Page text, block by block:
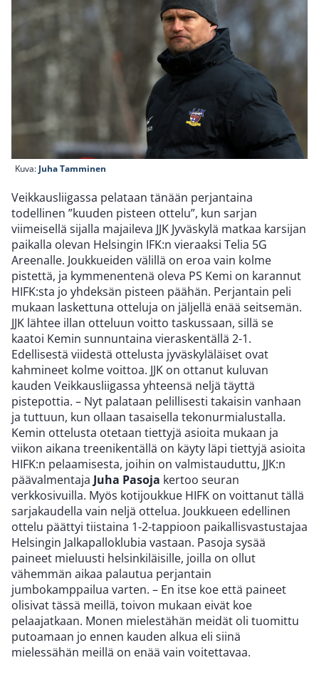
Kuva: Juha Tamminen
Veikkausliigassa pelataan tänään perjantaina
todellinen ”kuuden pisteen ottelu”, kun sarjan
viimeisellä sijalla majaileva JJK Jyväskylä matkaa karsijan
paikalla olevan Helsingin IFK:n vieraaksi Telia 5G
Areenalle. Joukkueiden välillä on eroa vain kolme
pistettä, ja kymmenentenä oleva PS Kemi on karannut
HIFK:sta jo yhdeksän pisteen päähän. Perjantain peli
mukaan laskettuna otteluja on jäljellä enää seitsemän.
JJK lähtee illan otteluun voitto taskussaan, sillä se
kaatoi Kemin sunnuntaina vieraskentällä 2-1.
Edellisestä viidestä ottelusta jyväskyläläiset ovat
kahmineet kolme voittoa. JJK on ottanut kuluvan
kauden Veikkausliigassa yhteensä neljä täyttä
pistepottia. – Nyt palataan pelillisesti takaisin vanhaan
ja tuttuun, kun ollaan tasaisella tekonurmialustalla.
Kemin ottelusta otetaan tiettyjä asioita mukaan ja
viikon aikana treenikentällä on käyty läpi tiettyjä asioita
HIFK:n pelaamisesta, joihin on valmistauduttu, JJK:n
päävalmentaja Juha Pasoja kertoo seuran
verkkosivuilla. Myös kotijoukkue HIFK on voittanut tällä
sarjakaudella vain neljä ottelua. Joukkueen edellinen
ottelu päättyi tiistaina 1-2-tappioon paikallisvastustajaa
Helsingin Jalkapalloklubia vastaan. Pasoja sysää
paineet mieluusti helsinkiläisille, joilla on ollut
vähemmän aikaa palautua perjantain
jumbokamppailua varten. – En itse koe että paineet
olisivat tässä meillä, toivon mukaan eivät koe
pelaajatkaan. Monen mielestähän meidät oli tuomittu
putoamaan jo ennen kauden alkua eli siinä
mielessähän meillä on enää vain voitettavaa.